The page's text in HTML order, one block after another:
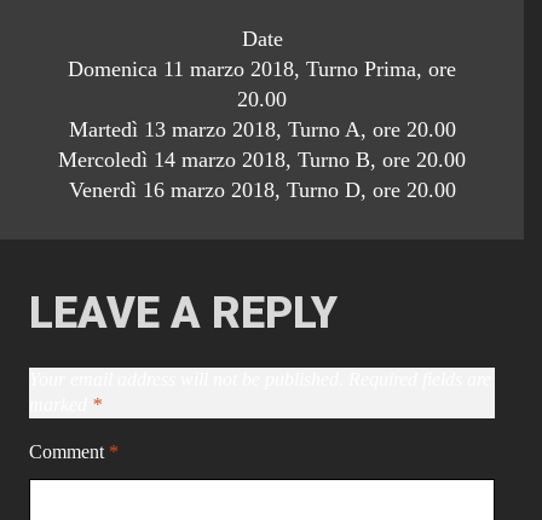
Date
Domenica 11 marzo 2018, Turno Prima, ore
20.00
Martedì 13 marzo 2018, Turno A, ore 20.00
Mercoledì 14 marzo 2018, Turno B, ore 20.00
Venerdì 16 marzo 2018, Turno D, ore 20.00
LEAVE A REPLY
*
Comment *